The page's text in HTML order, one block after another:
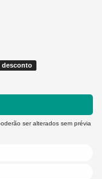
desconto
ser alterados sem prévia